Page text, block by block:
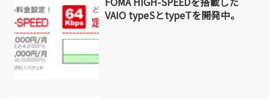
VAIO typeSとtypeTを開発中。